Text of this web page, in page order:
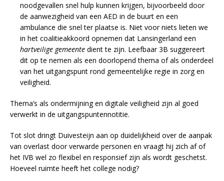
noodgevallen snel hulp kunnen krijgen, bijvoorbeeld door
de aanwezigheid van een AED in de buurt en een
ambulance die snel ter plaatse is. Niet voor niets lieten we
in het coalitieakkoord opnemen dat Lansingerland een
hartveilige gemeente dient te zijn. Leefbaar 3B suggereert
dit op te nemen als een doorlopend thema of als onderdeel
van het uitgangspunt rond gemeentelijke regie in zorg en
veiligheid.
Thema’s als ondermijning en digitale veiligheid zijn al goed
verwerkt in de uitgangspuntennotitie.
Tot slot dringt Duivesteijn aan op duidelijkheid over de aanpak
van overlast door verwarde personen en vraagt hij zich af of
het IVB wel zo flexibel en responsief zijn als wordt geschetst.
Hoeveel ruimte heeft het college nodig?